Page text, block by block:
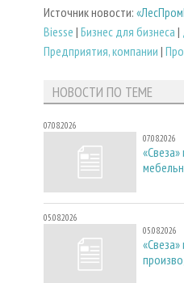
Источник новости:
Biesse | Бизнес для бизнеса |
Предприятия, компании |
НОВОСТИ ПО ТЕМЕ
07.08.2026
07.08.2026
05.08.2026
05.08.2026